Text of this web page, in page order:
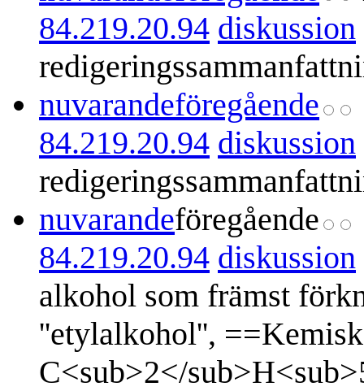
84.219.20.94 diskussion
nuvarandeföregående
84.219.20.94 diskussion
nuvarandeföregående
84.219.20.94 diskussion
alkohol som främst
''etylalkohol'',
C<sub>2</